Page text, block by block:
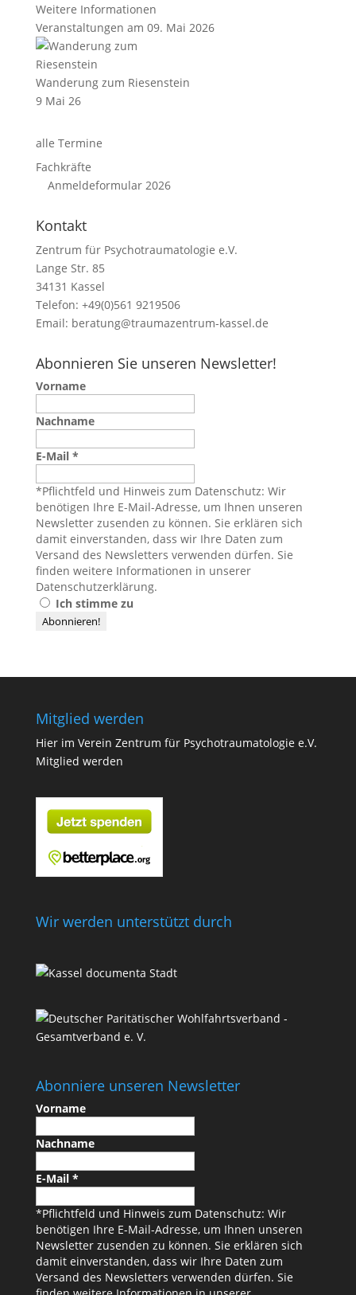
Weitere Informationen
Veranstaltungen am 09. Mai 2026
Wanderung zum Riesenstein
9 Mai 26
alle Termine
Fachkräfte
Anmeldeformular 2026
Kontakt
Zentrum für Psychotraumatologie e.V.
Lange Str. 85
34131 Kassel
Telefon: +49(0)561 9219506
Email: beratung@traumazentrum-kassel.de
Abonnieren Sie unseren Newsletter!
Vorname
Nachname
E-Mail *
*Pflichtfeld und Hinweis zum Datenschutz: Wir
benötigen Ihre E-Mail-Adresse, um Ihnen unseren
Newsletter zusenden zu können. Sie erklären sich
damit einverstanden, dass wir Ihre Daten zum
Versand des Newsletters verwenden dürfen. Sie
finden weitere Informationen in unserer
Datenschutzerklärung.
Ich stimme zu
Mitglied werden
Hier im Verein Zentrum für Psychotraumatologie e.V.
Mitglied werden
Wir werden unterstützt durch
Abonniere unseren Newsletter
Vorname
Nachname
E-Mail *
*Pflichtfeld und Hinweis zum Datenschutz: Wir
benötigen Ihre E-Mail-Adresse, um Ihnen unseren
Newsletter zusenden zu können. Sie erklären sich
damit einverstanden, dass wir Ihre Daten zum
Versand des Newsletters verwenden dürfen. Sie